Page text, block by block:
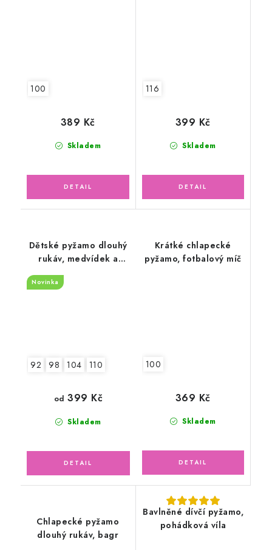
100
Skladem
389 Kč
116
Skladem
399 Kč
Dětské pyžamo dlouhý
rukáv, medvídek a
hvězdičky
Novinka
92 98 104 110
Skladem
od 399 Kč
Krátké chlapecké
pyžamo, fotbalový míč
100
Skladem
369 Kč
Chlapecké pyžamo
dlouhý rukáv, bagr
Bavlněné dívčí pyžamo,
pohádková víla